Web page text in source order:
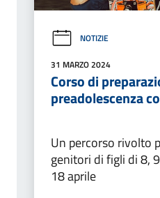
NOTIZIE
31 MARZO 2024
Corso di
preadolescenza
Un percorso rivolto
genitori di figli di 8,
18 aprile